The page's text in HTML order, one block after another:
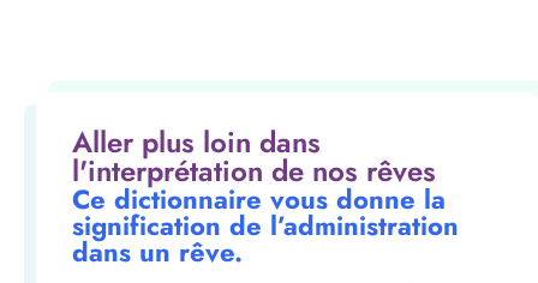
Aller plus loin dans
l'interprétation de nos rêves
Ce dictionnaire vous donne la
signification de l’administration
dans un rêve.